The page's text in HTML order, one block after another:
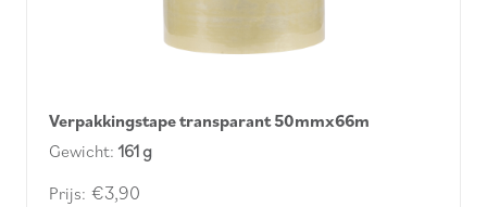
Verpakkingstape transparant 50mmx66m
Gewicht: 161 g
€3,90